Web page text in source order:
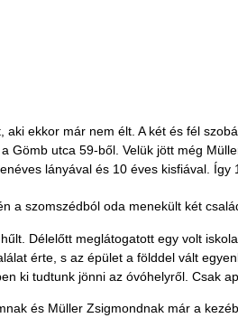
ekkor már nem élt. A két és fél
utca 59-ből. Velük jött még
lányával és 10 éves kisfiával. Így
a szomszédból oda menekült két
Délelőtt meglátogatott egy volt
érte, s az épület a földdel vált
ki tudtunk jönni az óvóhelyről. Csak
és Müller Zsigmondnak már a